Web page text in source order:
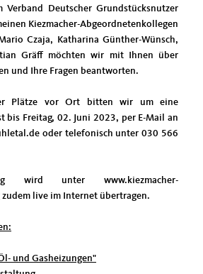
Verband Deutscher Grundstücksnutzer
Kiezmacher-Abgeordnetenkollegen
Czaja, Katharina Günther-Wünsch,
Gräff möchten wir mit Ihnen über
und Ihre Fragen beantworten.
Plätze vor Ort bitten wir um eine
bis Freitag, 02. Juni 2023, per E-Mail an
oder telefonisch unter 030 566
wird unter www.kiezmacher-
live im Internet übertragen.
und Gasheizungen"